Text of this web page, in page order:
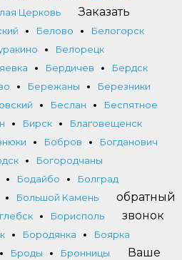
Церковь
Белово
Белогорск
Белорецк
Бердичев
Бердск
Бережаны
Березники
Беслан
Беспятное
Бирск
Благовещенск
Бобров
Богданович
Богородчаны
Бодайбо
Болград
Большой Камень
Борисполь
Бородянка
Боярка
Броды
Бронницы
Заказать
обратный
звонок
Ваше